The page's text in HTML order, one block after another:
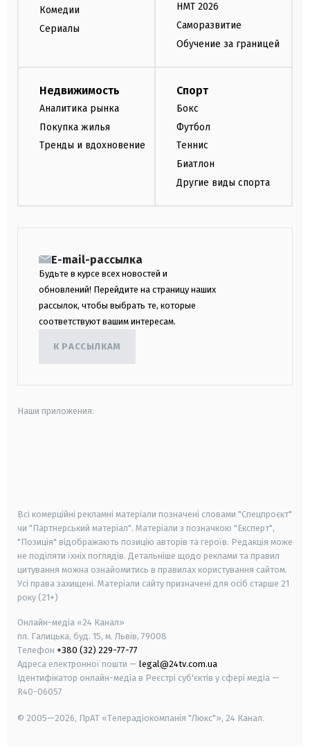
Комедии
Сериалы
НМТ 2026
Саморазвитие
Обучение за границей
Недвижимость
Аналитика рынка
Покупка жилья
Тренды и вдохновение
Спорт
Бокс
Футбол
Теннис
Биатлон
Другие виды спорта
E-mail-рассылка
Будьте в курсе всех новостей и
обновлений! Перейдите на страницу наших
рассылок, чтобы выбрать те, которые
соответствуют вашим интересам.
К РАССЫЛКАМ
Наши приложения:
Всі комерційні рекламні матеріали позначені словами "Спецпроєкт"
чи "Партнерський матеріал". Матеріали з позначкою "Експерт",
"Позиція" відображають позицію авторів та героїв. Редакція може
не поділяти їхніх поглядів. Детальніше щодо реклами та правил
цитування можна ознайомитись в правилах користування сайтом.
Усі права захищені. Матеріали сайту призначені для осіб старше 21
року (21+)
Онлайн-медіа «24 Канал»
пл. Галицька, буд. 15, м. Львів, 79008
Телефон +380 (32) 229-77-77
Адреса електронної пошти — legal@24tv.com.ua
Ідентифікатор онлайн-медіа в Реєстрі суб'єктів у сфері медіа —
R40-06057
© 2005—2026, ПрАТ «Телерадіокомпанія "Люкс"», 24 Канал.